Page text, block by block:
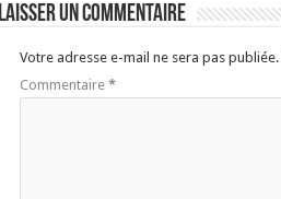
Laisser un commentaire
Votre adresse e-mail ne sera pas publiée.
Commentaire *